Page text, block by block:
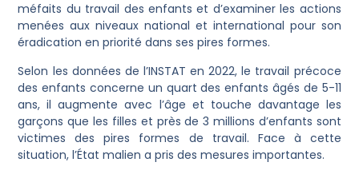
méfaits du travail des enfants et d’examiner les actions
menées aux niveaux national et international pour son
éradication en priorité dans ses pires formes.
Selon les données de l’INSTAT en 2022, le travail précoce
des enfants concerne un quart des enfants âgés de 5-11
ans, il augmente avec l’âge et touche davantage les
garçons que les filles et près de 3 millions d’enfants sont
victimes des pires formes de travail. Face à cette
situation, l’État malien a pris des mesures importantes.